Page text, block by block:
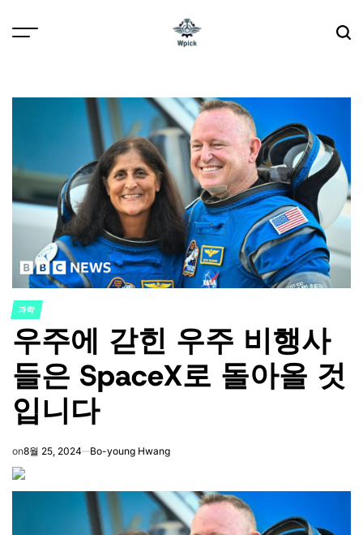
POSTED
IN
과학
우주에 갇힌 우주 비행사
들은 SpaceX로 돌아올 것
입니다
on8월 25, 2024 Bo-young Hwang